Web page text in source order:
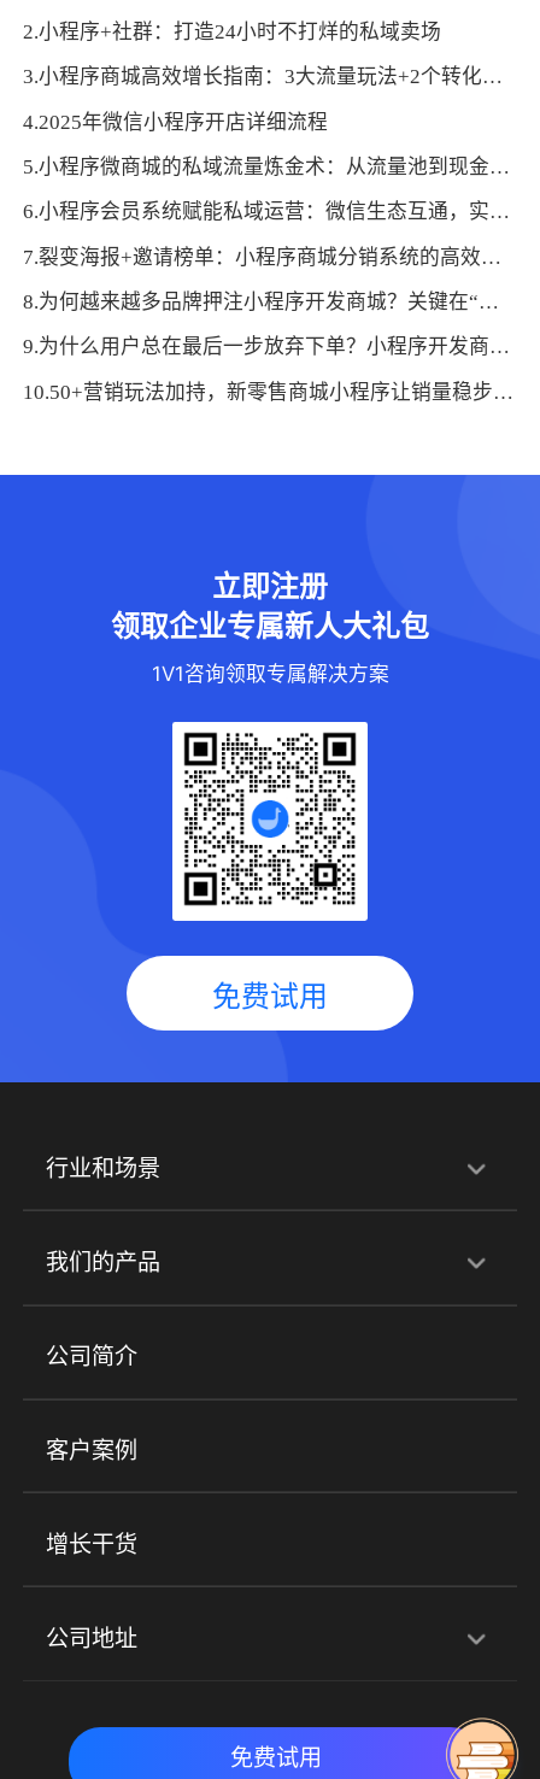
2.小程序+社群：打造24小时不打烊的私域卖场
3.小程序商城高效增长指南：3大流量玩法+2个转化公式
4.2025年微信小程序开店详细流程
5.小程序微商城的私域流量炼金术：从流量池到现金池的转化密码
6.小程序会员系统赋能私域运营：微信生态互通，实现流量沉淀与高效转化
7.裂变海报+邀请榜单：小程序商城分销系统的高效促活逻辑与落地方法
8.为何越来越多品牌押注小程序开发商城？关键在“近”与“快”的体验
9.为什么用户总在最后一步放弃下单？小程序开发商城的心理博弈：拆解决策阻力，让消费更顺畅
10.50+营销玩法加持，新零售商城小程序让销量稳步攀升
立即注册
领取企业专属新人大礼包
1V1咨询领取专属解决方案
免费试用
行业和场景
行业解决方案
培训机构 职业技能培训 兴趣培训
金融行业
心理机构
实时私域带货 数字化运营
我们的产品
产品
小程序商城 ERP 企微SCRM
社群圈子
公司简介
客户案例
增长干货
公司地址
北京地址：北京市朝阳区朝外大街乙6号23层
免费试用